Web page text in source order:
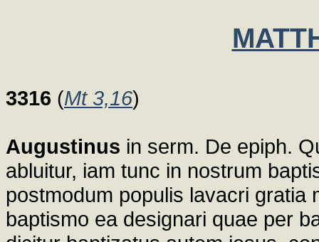
3316 (Mt 3,16)
Augustinus in serm. De epiph.
abluitur, iam tunc in nostrum
postmodum populis lavacri gratia
baptismo ea designari quae per